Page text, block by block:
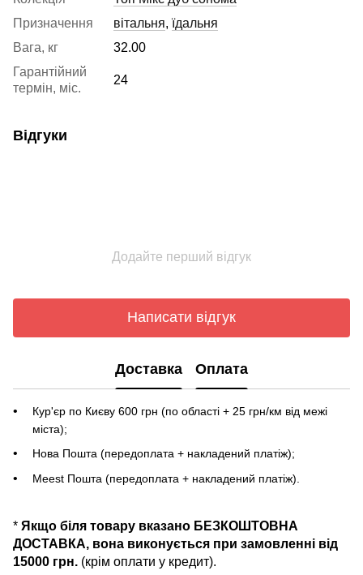
Призначення
вітальня, їдальня
Вага, кг
32.00
Гарантійний
термін, міс.
24
Відгуки
Додайте перший відгук
Написати відгук
Доставка Оплата
Кур'єр по Києву 600 грн (по області + 25 грн/км від межі
міста);
Нова Пошта (передоплата + накладений платіж);
Meest Пошта (передоплата + накладений платіж).
* Якщо біля товару вказано БЕЗКОШТОВНА
ДОСТАВКА, вона виконується при замовленні від
15000 грн. (крім оплати у кредит).